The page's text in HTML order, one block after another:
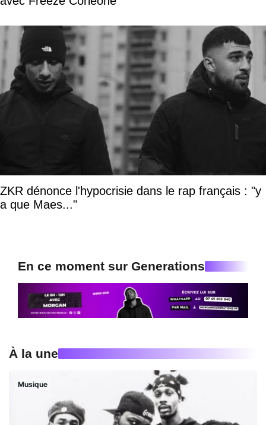
ZKR dénonce l'hypocrisie dans le rap français : "y
a que Maes..."
En ce moment sur Generations
À la une
Musique